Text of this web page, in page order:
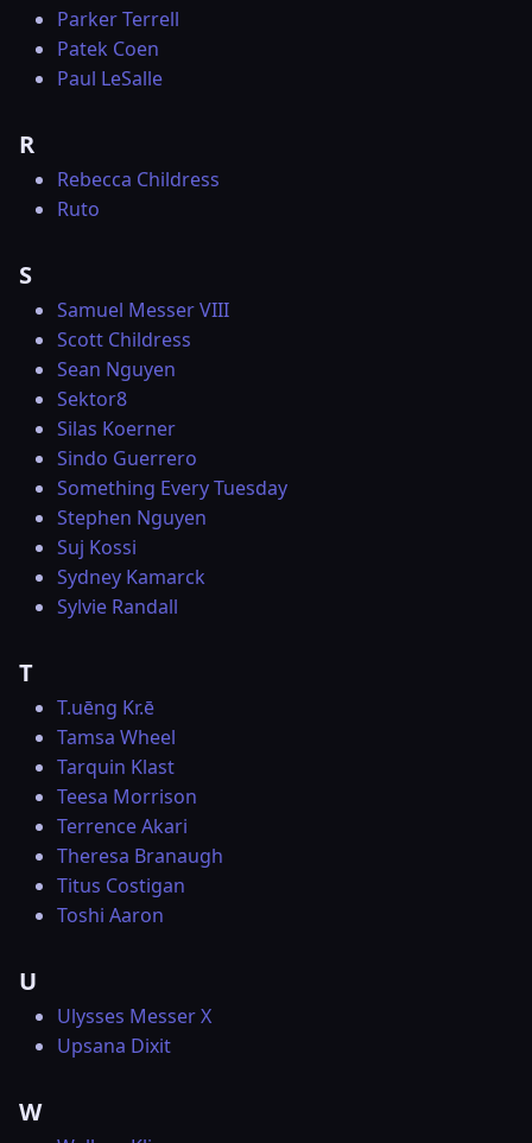
Parker Terrell
Patek Coen
Paul LeSalle
R
Rebecca Childress
Ruto
S
Samuel Messer VIII
Scott Childress
Sean Nguyen
Sektor8
Silas Koerner
Sindo Guerrero
Something Every Tuesday
Stephen Nguyen
Suj Kossi
Sydney Kamarck
Sylvie Randall
T
T.uēng Kr.ē
Tamsa Wheel
Tarquin Klast
Teesa Morrison
Terrence Akari
Theresa Branaugh
Titus Costigan
Toshi Aaron
U
Ulysses Messer X
Upsana Dixit
W